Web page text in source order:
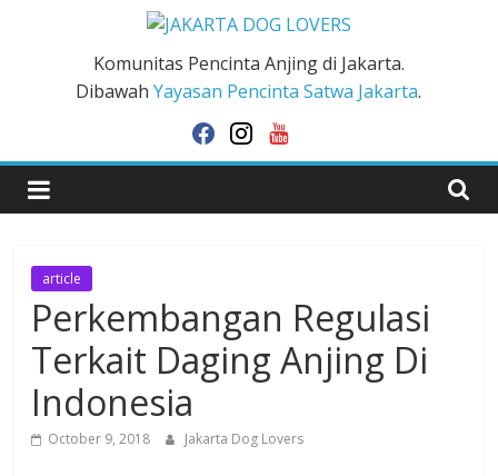
JAKARTA
LOVERS
Komunitas Pencinta Anjing di Jakarta.
DibawahYayasan Pencinta Satwa Jakarta.
facebookinstagram
youtube
article
Perkembangan Regulasi
Terkait Daging Anjing Di
Indonesia
October 9, 2018 Jakarta Dog Lovers